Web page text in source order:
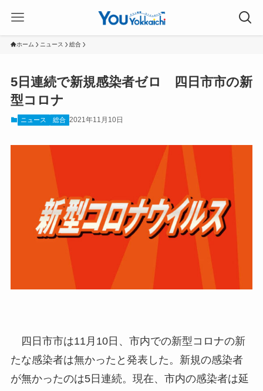
ホーム ニュース 総合
5日連続で新規感染者ゼロ 四日市市の新
型コロナ
ニュース 総合 2021年11月10日
四日市市は11月10日、市内での新型コロナの新
たな感染者は無かったと発表した。新規の感染者
が無かったのは5日連続。現在、市内の感染者は延